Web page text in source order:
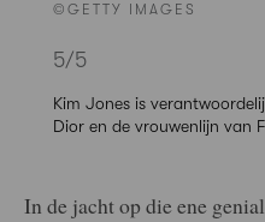
©GETTY IMAGES
5/5
Kim Jones is
Dior en de vrouwenlijn van
In de jacht op die ene